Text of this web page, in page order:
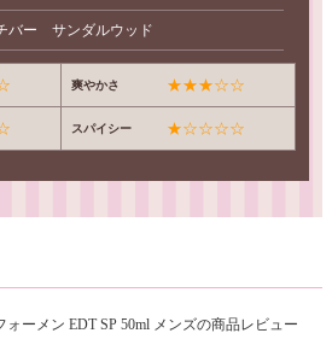
バー サンダルウッド
爽やかさ ★★★☆☆
スパイシー ★☆☆☆☆
ーメン EDT SP 50ml メンズの商品レビュー